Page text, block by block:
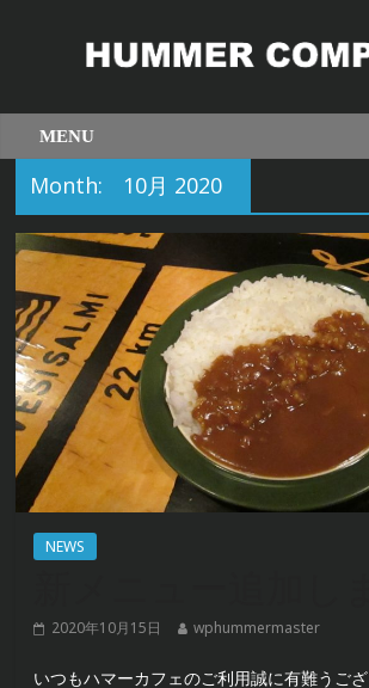
Month: 10月 2020
NEWS
2020年10月15日 wphummermaster
いつもハマーカフェのご利用誠に有難うござ